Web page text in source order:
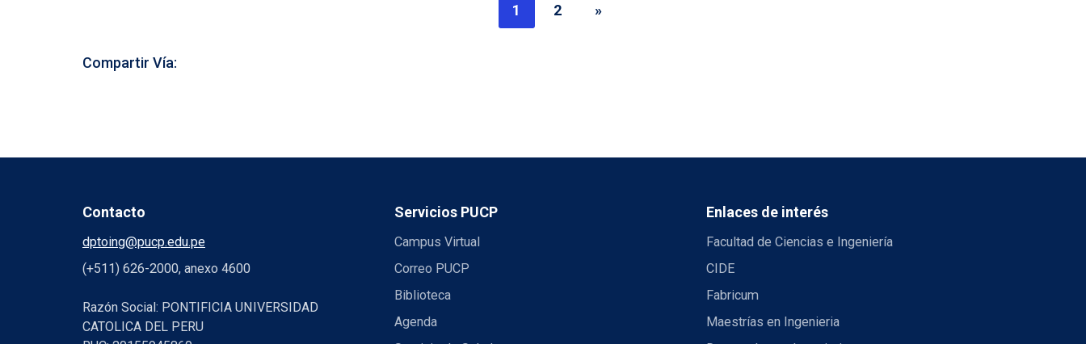
1 2 »
Compartir Vía:
Contacto
dptoing@pucp.edu.pe
(+511) 626-2000, anexo 4600
Razón Social: PONTIFICIA UNIVERSIDAD
CATOLICA DEL PERU
Servicios PUCP
Campus Virtual
Correo PUCP
Biblioteca
Agenda
Enlaces de interés
Facultad de Ciencias e Ingeniería
CIDE
Fabricum
Maestrías en Ingenieria